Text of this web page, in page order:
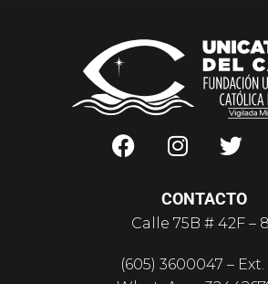
CONTACTO
Calle 75B # 42F –
(605) 3600047 – Ext.